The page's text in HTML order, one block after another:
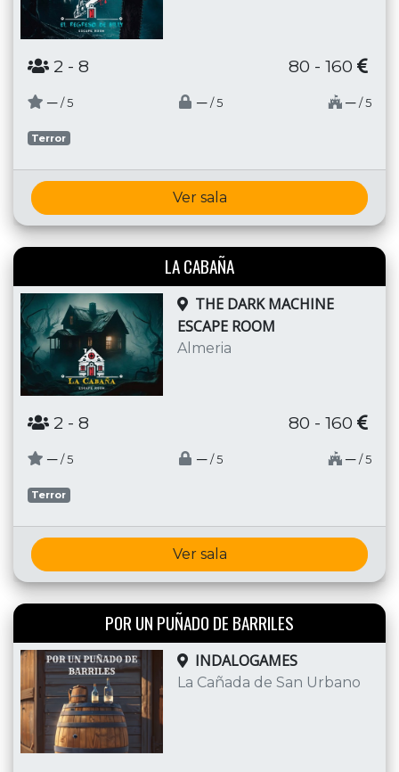
2 - 8 80 - 160
─ / 5 ─ / 5 ─ / 5
Terror
Ver sala
LA CABAÑA
THE DARK MACHINE
ESCAPE ROOM
Almeria
2 - 8 80 - 160
─ / 5 ─ / 5 ─ / 5
Terror
Ver sala
POR UN PUÑADO DE BARRILES
INDALOGAMES
La Cañada de San Urbano